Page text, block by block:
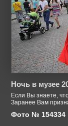
Ночь в музее
Если Вы знаете,
Заранее Вам
Фото № 154334